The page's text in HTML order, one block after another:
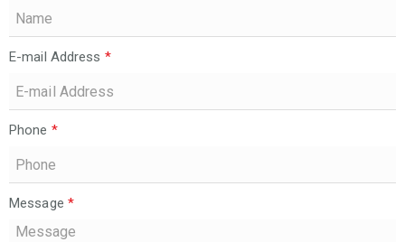
E-mail Address *
Phone *
Message *